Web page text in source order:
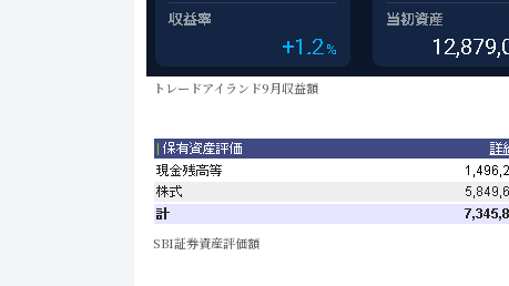
トレードアイランド9月収益額
SBI証券資産評価額